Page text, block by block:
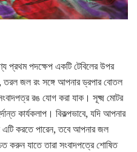
প্রথম পদক্ষেপ একটি টেবিলের উপর
তরল জল রং সঙ্গে আপনার ড্রপার বোতল
রঙ যোগ করা যাক। সূক্ষ্ম মোটর
কার্যকলাপ। বিকল্পভাবে, যদি আপনার
করতে পারেন, তবে আপনার জল
করুন যাতে তারা সংবাদপত্রে শোষিত